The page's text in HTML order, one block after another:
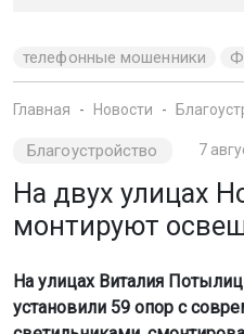
телефонные мошенники
Главная Новости
Благоустройство 7
На двух улицах
монтируют
На улицах Виталия
установили 59 опор с